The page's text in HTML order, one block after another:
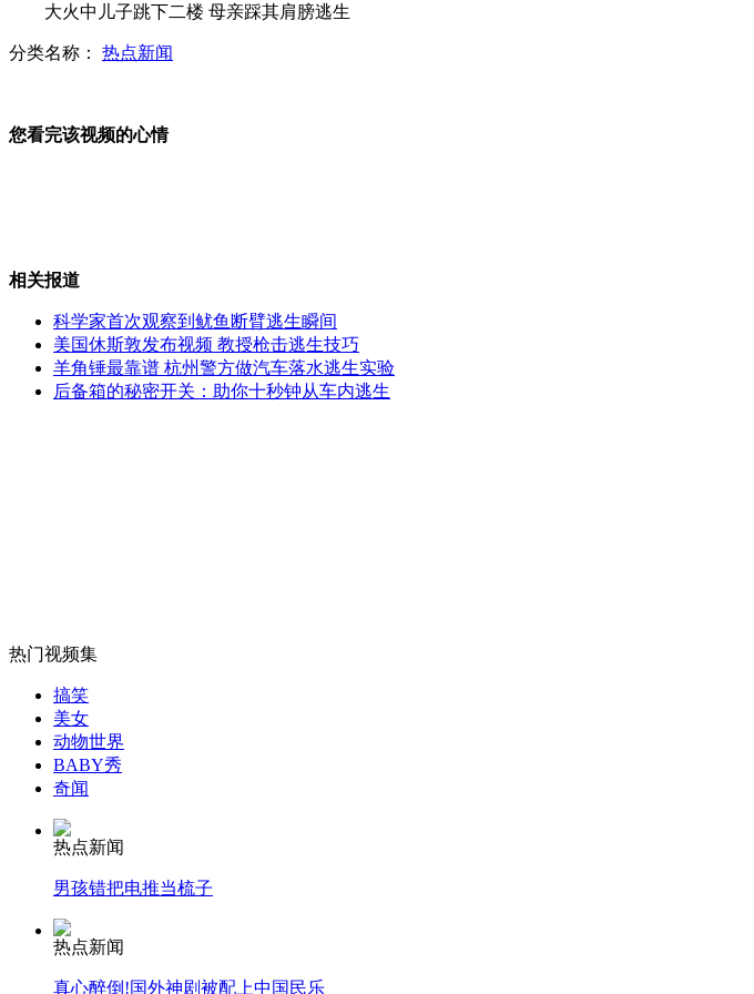
女子吸毒被抓 称“我爸是村长”
印度：暴雨6秒钟摧毁二层楼房
女孩北京地铁殴打老人 痛下狠手拳打脚踢
无痛分娩是否安全 医生回应
外交部：有关国家言论片面不公正
大火中儿子跳下二楼 母亲踩其肩膀逃生
分类名称： 热点新闻
您看完该视频的心情
相关报道
科学家首次观察到鱿鱼断臂逃生瞬间
美国休斯敦发布视频 教授枪击逃生技巧
羊角锤最靠谱 杭州警方做汽车落水逃生实验
后备箱的秘密开关：助你十秒钟从车内逃生
热门视频集
搞笑
美女
动物世界
BABY秀
奇闻
热点新闻
男孩错把电推当梳子
热点新闻
真心醉倒!国外神剧被配上中国民乐